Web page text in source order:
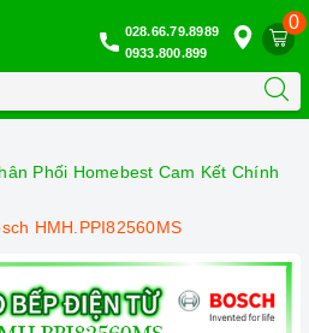
0
028.66.79.8989
0933.800.899
Phối Homebest Cam Kết Chính
HMH.PPI82560MS